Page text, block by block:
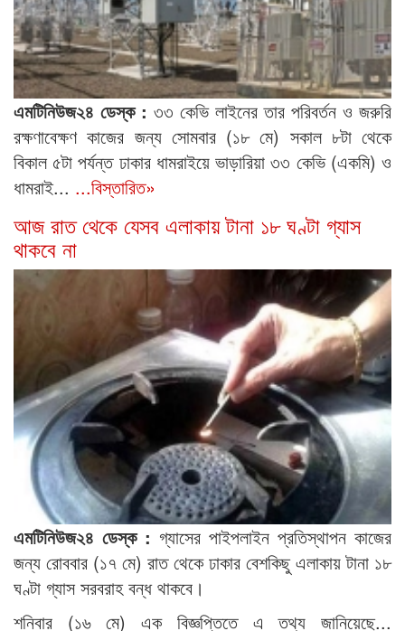
এমটিনিউজ২৪ ডেস্ক : ৩৩ কেভি লাইনের তার পরিবর্তন ও জরুরি
রক্ষণাবেক্ষণ কাজের জন্য সোমবার (১৮ মে) সকাল ৮টা থেকে
বিকাল ৫টা পর্যন্ত ঢাকার ধামরাইয়ে ভাড়ারিয়া ৩৩ কেভি (একমি) ও
ধামরাই... ...বিস্তারিত»
আজ রাত থেকে যেসব এলাকায় টানা ১৮ ঘণ্টা গ্যাস
থাকবে না
এমটিনিউজ২৪ ডেস্ক : গ্যাসের পাইপলাইন প্রতিস্থাপন কাজের
জন্য রোববার (১৭ মে) রাত থেকে ঢাকার বেশকিছু এলাকায় টানা ১৮
ঘণ্টা গ্যাস সরবরাহ বন্ধ থাকবে।
শনিবার (১৬ মে) এক বিজ্ঞপ্তিতে এ তথ্য জানিয়েছে...